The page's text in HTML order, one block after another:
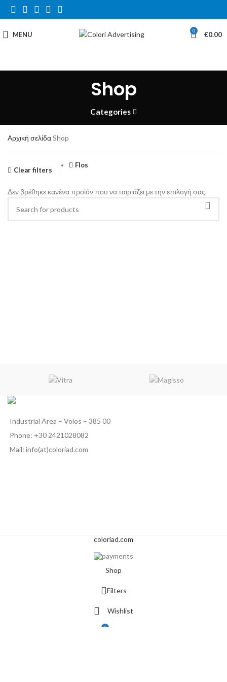
MENU 0 €0.00
Shop
Categories
Αρχική σελίδαShop
Clear filters
Flos
Δεν βρέθηκε κανένα προϊόν που να ταιριάζει με την επιλογή σας.
Industrial Area – Volos – 385 00
Phone: +30 2421028082
Mail: info(at)coloriad.com
coloriad.com
Shop
Filters
Wishlist
0